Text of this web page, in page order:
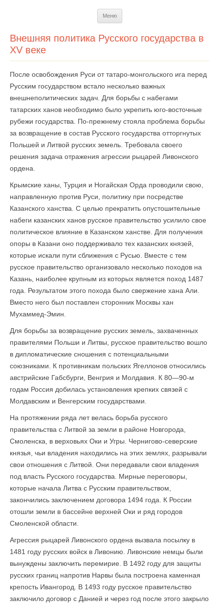
Меню
Внешняя политика Русского государства в
XV веке
После освобождения Руси от татаро-монгольского ига перед
Русским государством встало несколько важных
внешнеполитических задач. Для борьбы с набегами
татарских ханов необходимо было укрепить юго-восточные
рубежи государства. По-прежнему стояла проблема борьбы
за возвращение в состав Русского государства отторгнутых
Польшей и Литвой русских земель. Требовала своего
решения задача отражения агрессии рыцарей Ливонского
ордена.
Крымские ханы, Турция и Ногайская Орда проводили свою,
направленную против Руси, политику при посредстве
Казанского ханства. С целью прекратить опустошительные
набеги казанских ханов русское правительство усилило свое
политическое влияние в Казанском ханстве. Для получения
опоры в Казани оно поддерживало тех казанских князей,
которые искали пути сближения с Русью. Вместе с тем
русское правительство организовало несколько походов на
Казань, наиболее крупным из которых является поход 1487
года. Результатом этого похода было свержение хана Али.
Вместо него был поставлен сторонник Москвы хан
Мухаммед-Эмин.
Для борьбы за возвращение русских земель, за­хваченных
правителями Польши и Литвы, русское правительство вошло
в дипломатические сношения с потенциальными
союзниками. К противникам польских Ягеллонов относились
австрийские Габсбурги, Венгрия и Молдавия. К 80—90-м
годам Россия добилась установления крепких связей с
Молдавским и Венгерским государствами.
На протяжении ряда лет велась борьба русского
правительства с Литвой за земли в районе Новгорода,
Смоленска, в верховьях Оки и Угры. Чернигово-северские
князья, чьи владения находились на этих землях, разрывали
свои отношения с Литвой. Они передавали свои владения
под власть Русского государства. Мирные переговоры,
которые начала Литва с Русским правительством,
закончились заключением договора 1494 года. К России
отошли земли в бассейне верхней Оки и ряд городов
Смоленской области.
Агрессия рыцарей Ливонского ордена вызвала посылку в
1481 году русских войск в Ливонию. Ливонские немцы были
вынуждены заключить перемирие. В 1492 году для защиты
русских границ напротив Нарвы была построена каменная
крепость Ивангород. В 1493 году русское правительство
заключило договор с Данией и через год после этого закрыло